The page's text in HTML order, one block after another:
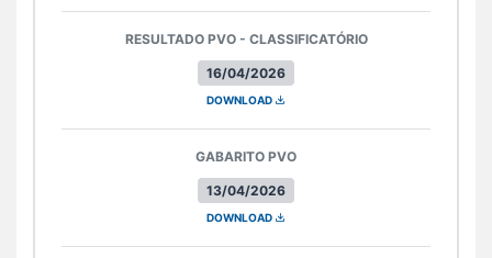
16/04/2026
RESULTADO PVO - CLASSIFICATÓRIO
DOWNLOAD
13/04/2026
GABARITO PVO
DOWNLOAD